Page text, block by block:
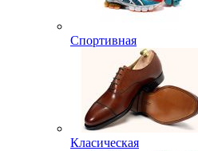
Спортивная
Класическая